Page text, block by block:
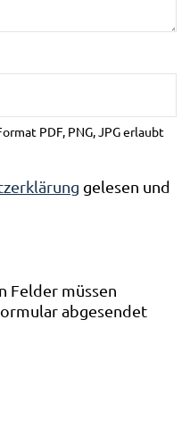
PDF, PNG, JPG erlaubt
gelesen und
Felder müssen
abgesendet